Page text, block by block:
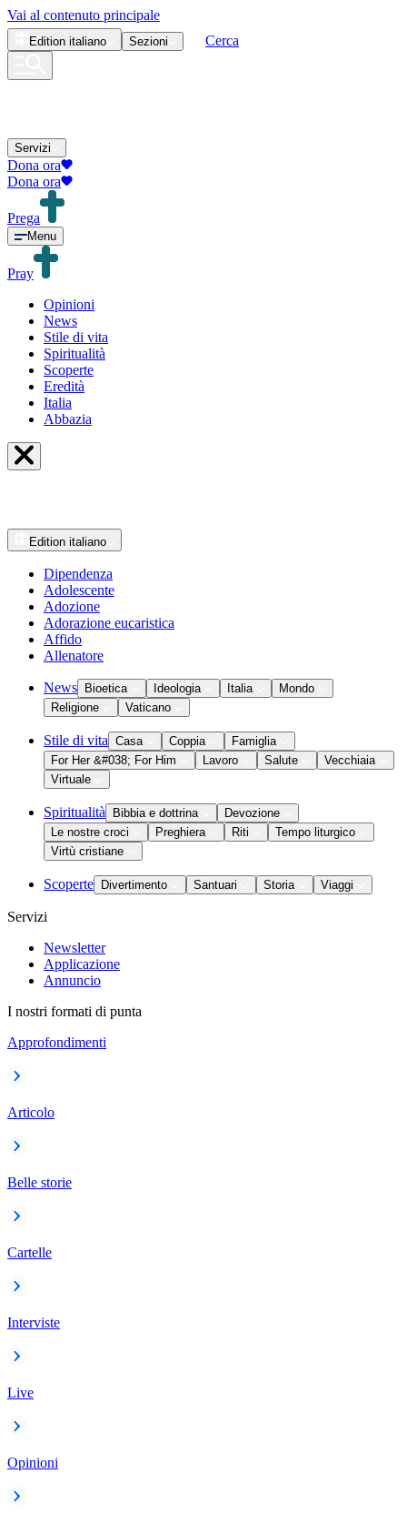
Vai al contenuto principale
Edition italiano Sezioni Cerca
Servizi
Dona ora
Dona ora
Prega
Menu
Pray
Opinioni
News
Stile di vita
Spiritualità
Scoperte
Eredità
Italia
Abbazia
Edition italiano
Dipendenza
Adolescente
Adozione
Adorazione eucaristica
Affido
Allenatore
News Bioetica Ideologia Italia
Mondo
Religione
Vaticano
Stile di vita Casa Coppia
Famiglia
For Her &#038; For Him
Lavoro Salute
Vecchiaia
Virtuale
Spiritualità Bibbia e dottrina
Devozione
Le nostre croci
Preghiera Riti
Tempo liturgico
Virtù cristiane
Scoperte Divertimento Santuari Storia Viaggi
Servizi
Newsletter
Applicazione
Annuncio
I nostri formati di punta
Approfondimenti
Articolo
Belle storie
Cartelle
Interviste
Live
Opinioni